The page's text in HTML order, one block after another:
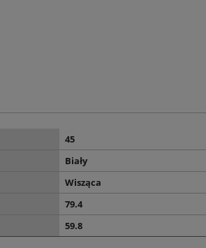
45
Biały
Wisząca
79.4
59.8